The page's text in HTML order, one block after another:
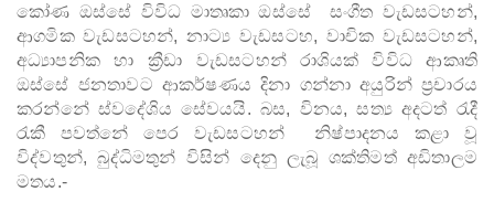
කෝණ ඔස්සේ විවිධ මාතෘකා ඔස්සේ සංගීත වැඩසටහන්,
ආගමික වැඩසටහන්,නාට්‍ය වැඩසටහ, වාචික වැඩසටහන්,
අධ්‍යාපනික හා ක්‍රීඩා වැඩසටහන් රාශියක් විවිධ
ආකෘති
ඔස්සේ ජනතාවට ආකර්ෂණය දිනා ගන්නා අයුරින් ප්‍රචාරය
කරන්නේ ස්වදේශිය සේවයයි. බස, විනය, සත්‍ය අදටත් රැදී
රැකී
පවත්නේ පෙර වැඩසටහන් නිෂ්පාදනය කළා
වූ
විද්වතුන්,බුද්ධිමතුන් විසින් දෙනු ලැබූ ශක්තිමත් අඩිතාලම
මතය.-